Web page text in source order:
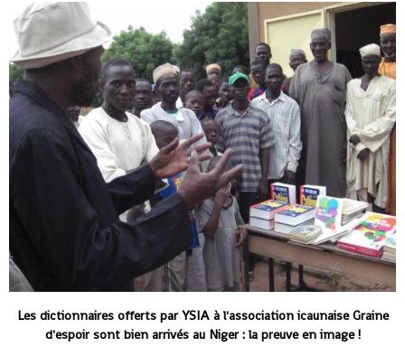
Les dictionnaires offerts par YSIA à l'association icaunaise Graine
d'espoir sont bien arrivés au Niger : la preuve en image !